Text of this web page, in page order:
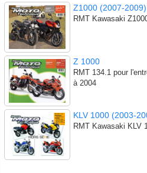
Z1000 (2007-2009)
RMT Kawasaki
Z 1000
RMT 134.1 pour
à 2004
KLV 1000 (2003-
RMT Kawasaki KLV